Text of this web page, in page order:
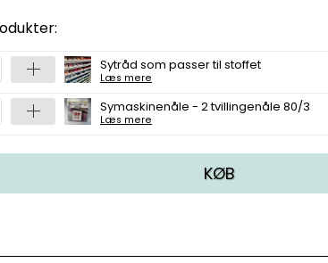
Sytråd som passer til stoffet
Læs mere
Symaskinenåle - 2 tvillingenåle 80/3
Læs mere
KØB